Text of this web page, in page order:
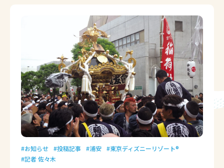
お知らせ 投稿記事 浦安
東京ディズニーリゾート®
記者 佐々木